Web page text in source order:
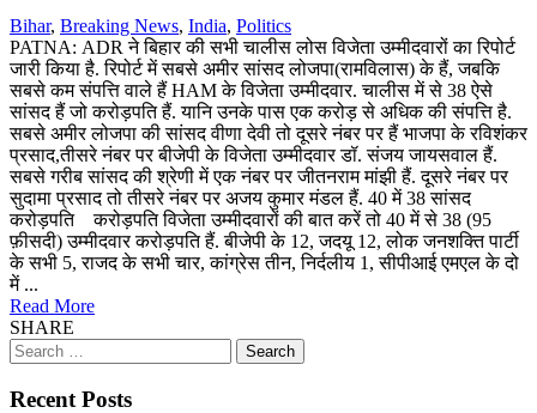
Bihar, Breaking News, India, Politics
PATNA: ADR ने बिहार की सभी चालीस लोस विजेता उम्मीदवारों का रिपोर्ट
जारी किया है. रिपोर्ट में सबसे अमीर सांसद लोजपा(रामविलास) के हैं, जबकि
सबसे कम संपत्ति वाले हैं HAM के विजेता उम्मीदवार. चालीस में से 38 ऐसे
सांसद हैं जो करोड़पति हैं. यानि उनके पास एक करोड़ से अधिक की संपत्ति है.
सबसे अमीर लोजपा की सांसद वीणा देवी तो दूसरे नंबर पर हैं भाजपा के रविशंकर
प्रसाद,तीसरे नंबर पर बीजेपी के विजेता उम्मीदवार डॉ. संजय जायसवाल हैं.
सबसे गरीब सांसद की श्रेणी में एक नंबर पर जीतनराम मांझी हैं. दूसरे नंबर पर
सुदामा प्रसाद तो तीसरे नंबर पर अजय कुमार मंडल हैं. 40 में 38 सांसद
करोड़पति करोड़पति विजेता उम्मीदवारों की बात करें तो 40 में से 38 (95
फ़ीसदी) उम्मीदवार करोड़पति हैं. बीजेपी के 12, जदयू 12, लोक जनशक्ति पार्टी
के सभी 5, राजद के सभी चार, कांग्रेस तीन, निर्दलीय 1, सीपीआई एमएल के दो
में ...
Read More
SHARE
Search
for:
Recent Posts